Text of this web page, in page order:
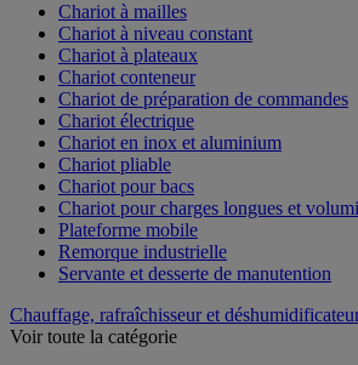
Chariot à mailles
Chariot à niveau constant
Chariot à plateaux
Chariot conteneur
Chariot de préparation de commandes
Chariot électrique
Chariot en inox et aluminium
Chariot pliable
Chariot pour bacs
Chariot pour charges longues et
Plateforme mobile
Remorque industrielle
Servante et desserte de manutention
Chauffage, rafraîchisseur et
Voir toute la catégorie